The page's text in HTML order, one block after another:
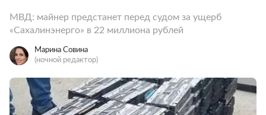
МВД: майнер предстанет перед судом за ущерб
«Сахалинэнерго» в 22 миллиона рублей
Марина Совина
(ночной редактор)